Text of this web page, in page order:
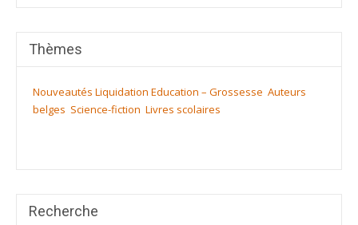
Thèmes
Nouveautés Liquidation Education – Grossesse Auteurs
belges Science-fiction Livres scolaires
Recherche